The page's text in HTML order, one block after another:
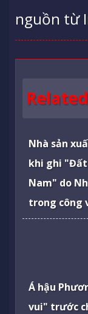
nguồn từ
Nhà sản
khi ghi
Nam" do
trong công
Á hậu
vui" trước